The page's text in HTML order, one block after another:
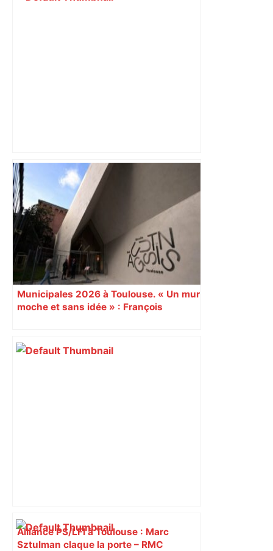
« Rien d'inquiétant » pour Guillaume
Restes, le gardien de Toulouse, après
sa sortie à Metz – L'Équipe
Municipales 2026 à Toulouse. « Un mur
moche et sans idée » : François
Augustins
Alliance PS/LFI à Toulouse : Marc
Sztulman claque la porte – RMC